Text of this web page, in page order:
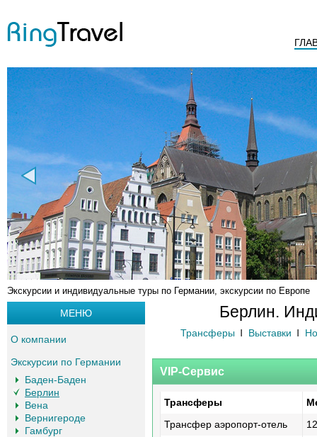
Экскурсии и индивидуальные туры по Германии, экскурсии по Европе
Берлин.
Трансферы Выставки
VIP-Сервис
Трансферы
Трансфер аэропорт-отель
МЕНЮ
О компании
Экскурсии по Германии
Баден-Баден
Берлин
Вена
Вернигероде
Гамбург